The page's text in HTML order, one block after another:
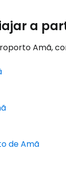
a
Amã,
de Amã